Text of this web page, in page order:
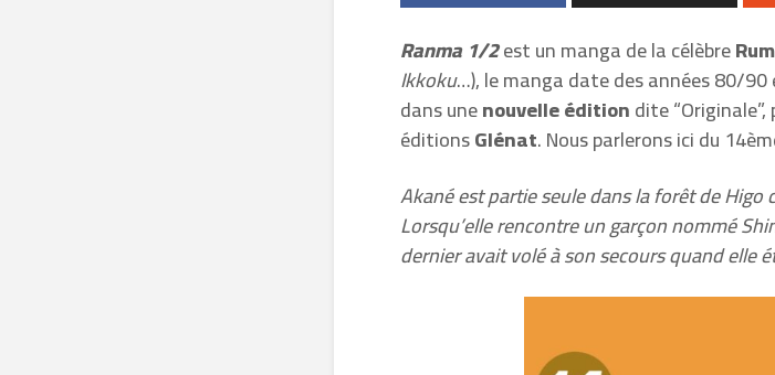
Ranma 1/2est un manga de la célèbre
Ikkoku…), le manga date des années 80/
dans unenouvelle éditiondite
éditionsGlénat. Nous parlerons ici du
Akané est partie seule dans la forêt de
Lorsqu’elle rencontre un garçon nommé
dernier avait volé à son secours quand elle